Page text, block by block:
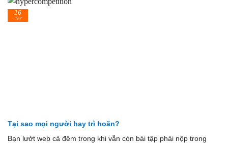
Tại sao mọi người hay trì hoãn?
Bạn lướt web cả đêm trong khi vẫn còn bài tập phải nộp trong
16
Th7